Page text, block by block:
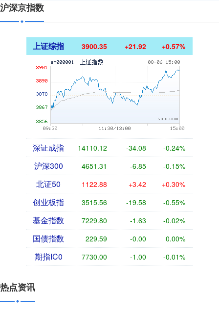
沪深京指数
上证综指 3900.35 +21.92 +0.57%
深证成指 14110.12 -34.08 -0.24%
沪深300 4651.31 -6.85 -0.15%
北证50 1122.88 +3.42 +0.30%
创业板指 3515.56 -19.58 -0.55%
基金指数 7229.80 -1.63 -0.02%
国债指数 229.59 -0.00 0.00%
期指IC0 7730.00 -1.00 -0.01%
热点资讯